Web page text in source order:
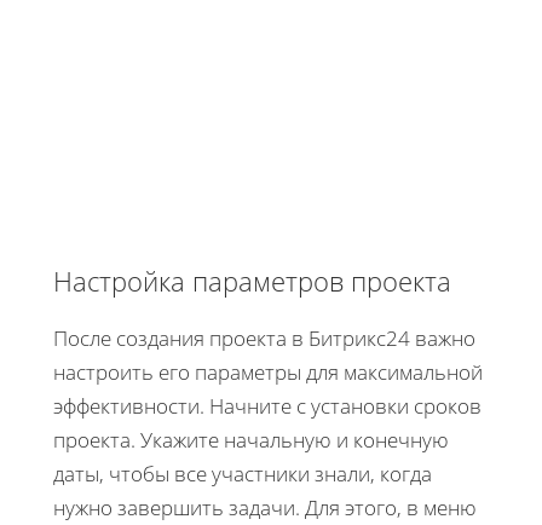
Настройка параметров проекта
После создания проекта в Битрикс24 важно
настроить его параметры для максимальной
эффективности. Начните с установки сроков
проекта. Укажите начальную и конечную
даты, чтобы все участники знали, когда
нужно завершить задачи. Для этого, в меню